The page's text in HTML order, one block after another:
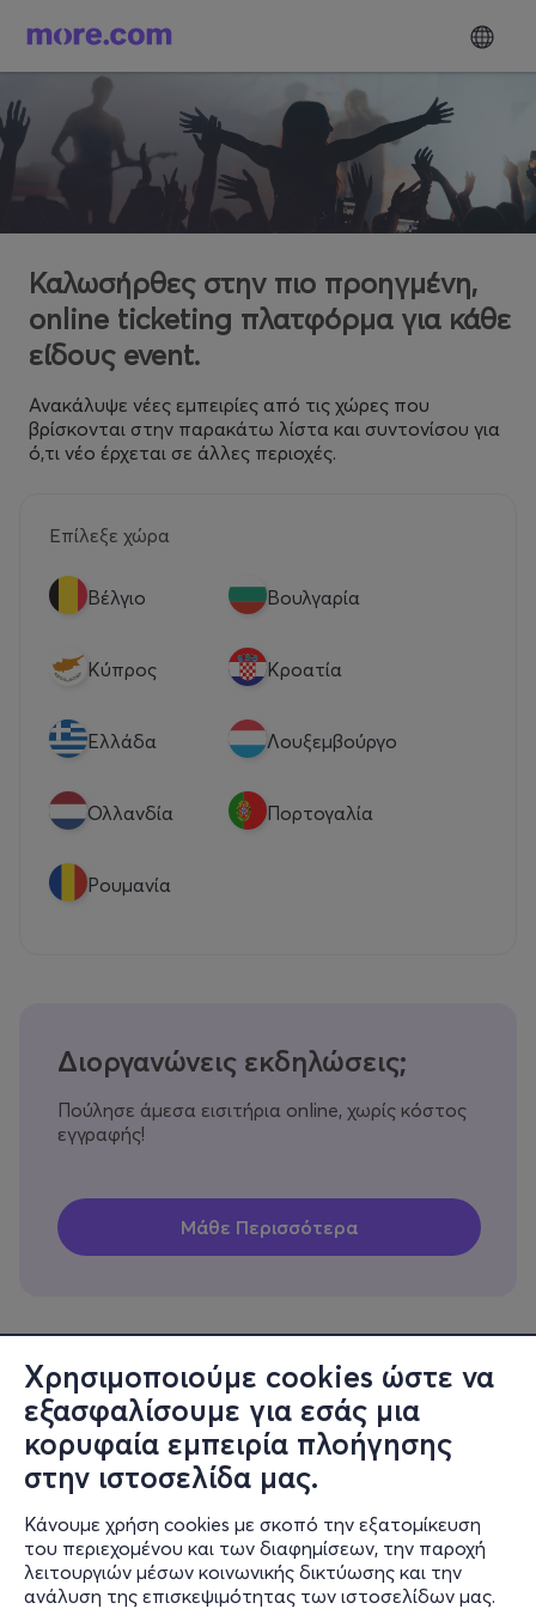
Χρησιμοποιούμε cookies ώστε να
εξασφαλίσουμε για εσάς μια
κορυφαία εμπειρία πλοήγησης
στην ιστοσελίδα μας.
Κάνουμε χρήση cookies με σκοπό την εξατομίκευση
του περιεχομένου και των διαφημίσεων, την παροχή
λειτουργιών μέσων κοινωνικής δικτύωσης και την
ανάλυση της επισκεψιμότητας των ιστοσελίδων μας.
Καλωσήρθες στην πιο προηγμένη,
online ticketing πλατφόρμα για κάθε
είδους event.
Ανακάλυψε νέες εμπειρίες από τις χώρες που
βρίσκονται στην παρακάτω λίστα και συντονίσου για
ό,τι νέο έρχεται σε άλλες περιοχές.
Επίλεξε χώρα
Βέλγιο Βουλγαρία
Κύπρος Κροατία
Eλλάδα Λουξεμβούργο
Ολλανδία Πορτογαλία
Ρουμανία
Διοργανώνεις εκδηλώσεις;
Πούλησε άμεσα εισιτήρια online, χωρίς κόστος
εγγραφής!
Πληροφορίες
Υποστήριξη
Stay Connected